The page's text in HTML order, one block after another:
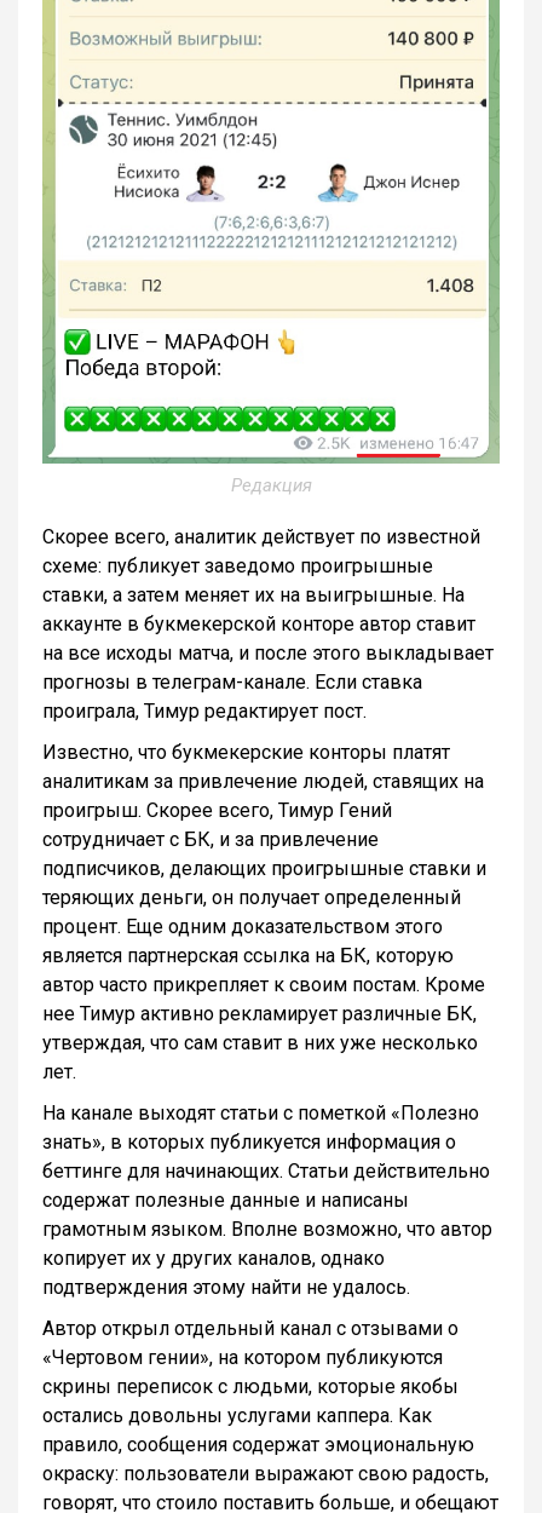
Редакция
Скорее всего, аналитик действует по известной
схеме: публикует заведомо проигрышные
ставки, а затем меняет их на выигрышные. На
аккаунте в букмекерской конторе автор ставит
на все исходы матча, и после этого выкладывает
прогнозы в телеграм-канале. Если ставка
проиграла, Тимур редактирует пост.
Известно, что букмекерские конторы платят
аналитикам за привлечение людей, ставящих на
проигрыш. Скорее всего, Тимур Гений
сотрудничает с БК, и за привлечение
подписчиков, делающих проигрышные ставки и
теряющих деньги, он получает определенный
процент. Еще одним доказательством этого
является партнерская ссылка на БК, которую
автор часто прикрепляет к своим постам. Кроме
нее Тимур активно рекламирует различные БК,
утверждая, что сам ставит в них уже несколько
лет.
На канале выходят статьи с пометкой «Полезно
знать», в которых публикуется информация о
беттинге для начинающих. Статьи действительно
содержат полезные данные и написаны
грамотным языком. Вполне возможно, что автор
копирует их у других каналов, однако
подтверждения этому найти не удалось.
Автор открыл отдельный канал с отзывами о
«Чертовом гении», на котором публикуются
скрины переписок с людьми, которые якобы
остались довольны услугами каппера. Как
правило, сообщения содержат эмоциональную
окраску: пользователи выражают свою радость,
говорят, что стоило поставить больше, и обещают